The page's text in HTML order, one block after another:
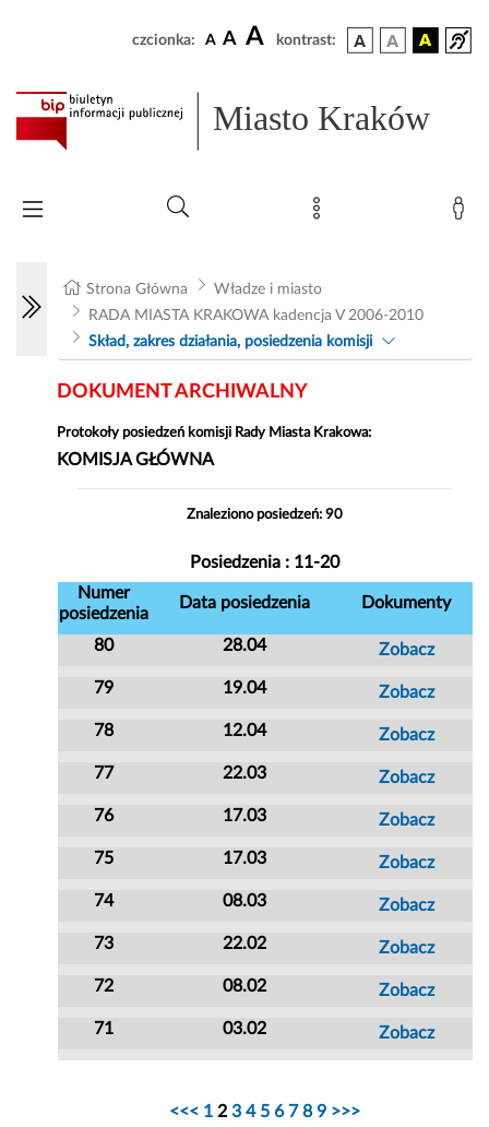
czcionka: A A A kontrast:
Miasto Kraków
Strona Główna
Władze i miasto
RADA MIASTA KRAKOWA kadencja V 2006-2010
Skład, zakres działania, posiedzenia komisji
DOKUMENT ARCHIWALNY
Protokoły posiedzeń komisji Rady Miasta Krakowa:
KOMISJA GŁÓWNA
Znaleziono posiedzeń: 90
Posiedzenia : 11-20
Numer
posiedzenia
Data posiedzenia Dokumenty
80 28.04 Zobacz
79 19.04 Zobacz
78 12.04 Zobacz
77 22.03 Zobacz
76 17.03 Zobacz
75 17.03 Zobacz
74 08.03 Zobacz
73 22.02 Zobacz
72 08.02 Zobacz
71 03.02 Zobacz
<<< 1 2 34 56 789 >>>